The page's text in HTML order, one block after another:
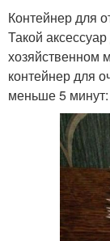
Контейнер для
Такой
хозяйственном
контейнер для
меньше 5 минут: